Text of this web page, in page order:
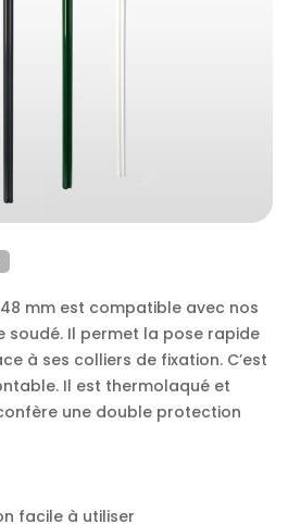
mm est compatible avec nos
soudé. Il permet la pose rapide
à ses colliers de fixation. C’est
Il est thermolaqué et
une double protection
facile à utiliser